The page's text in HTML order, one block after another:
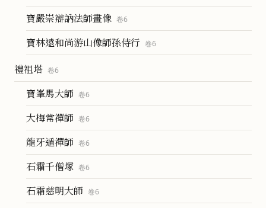
寶嚴崇辯訥法師畫像 卷6
寶林遠和尚游山像師孫侍行 卷6
禮祖塔 卷6
寶峯馬大師 卷6
大梅常禪師 卷6
龍牙遁禪師 卷6
石霜千僧塚 卷6
石霜慈明大師 卷6